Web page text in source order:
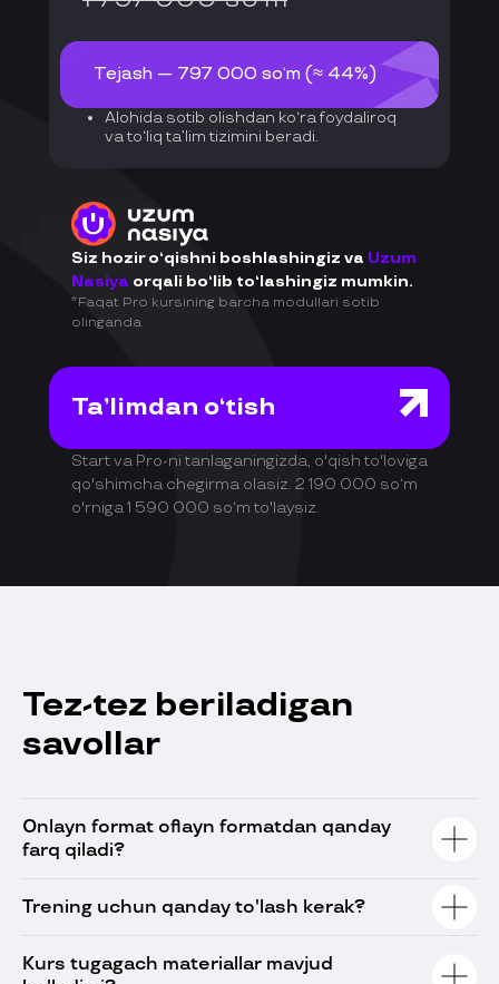
Tejash — 797 000 so‘m (≈ 44%)
Alohida sotib olishdan ko‘ra foydaliroq
va to‘liq ta’lim tizimini beradi.
Siz hozir o‘qishni boshlashingiz va Uzum
Nasiya orqali bo‘lib to‘lashingiz mumkin.
*Faqat Pro kursining barcha modullari sotib
olinganda
Ta’limdan o‘tish
Start va Pro-ni tanlaganingizda, o'qish to'loviga
qo'shimcha chegirma olasiz. 2 190 000 so‘m
o'rniga 1 590 000 so‘m to'laysiz.
Tez-tez beriladigan
savollar
Onlayn format oflayn formatdan qanday
farq qiladi?
Trening uchun qanday to'lash kerak?
Kurs tugagach materiallar mavjud